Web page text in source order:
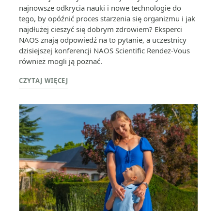
najnowsze odkrycia nauki i nowe technologie do
tego, by opóźnić proces starzenia się organizmu i jak
najdłużej cieszyć się dobrym zdrowiem? Eksperci
NAOS znają odpowiedź na to pytanie, a uczestnicy
dzisiejszej konferencji NAOS Scientific Rendez-Vous
również mogli ją poznać.
CZYTAJ WIĘCEJ